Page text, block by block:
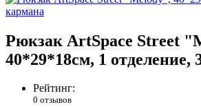
Рюкзак ArtSpace Street
40*29*18см, 1 отделение,
Рейтинг:
0 отзывов